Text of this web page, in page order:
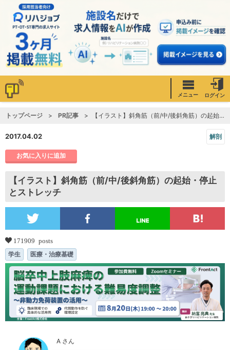
メニュー ログイン
トップページ PR記事 【イラスト】斜角筋（前/中/後斜角筋）の起始・停止とストレッチ
2017.04.02 解剖
お気に入りに追加
【イラスト】斜角筋（前/中/後斜角筋）の起始・停止
とストレッチ
171909 posts
学生 医療・治療基礎
A さん